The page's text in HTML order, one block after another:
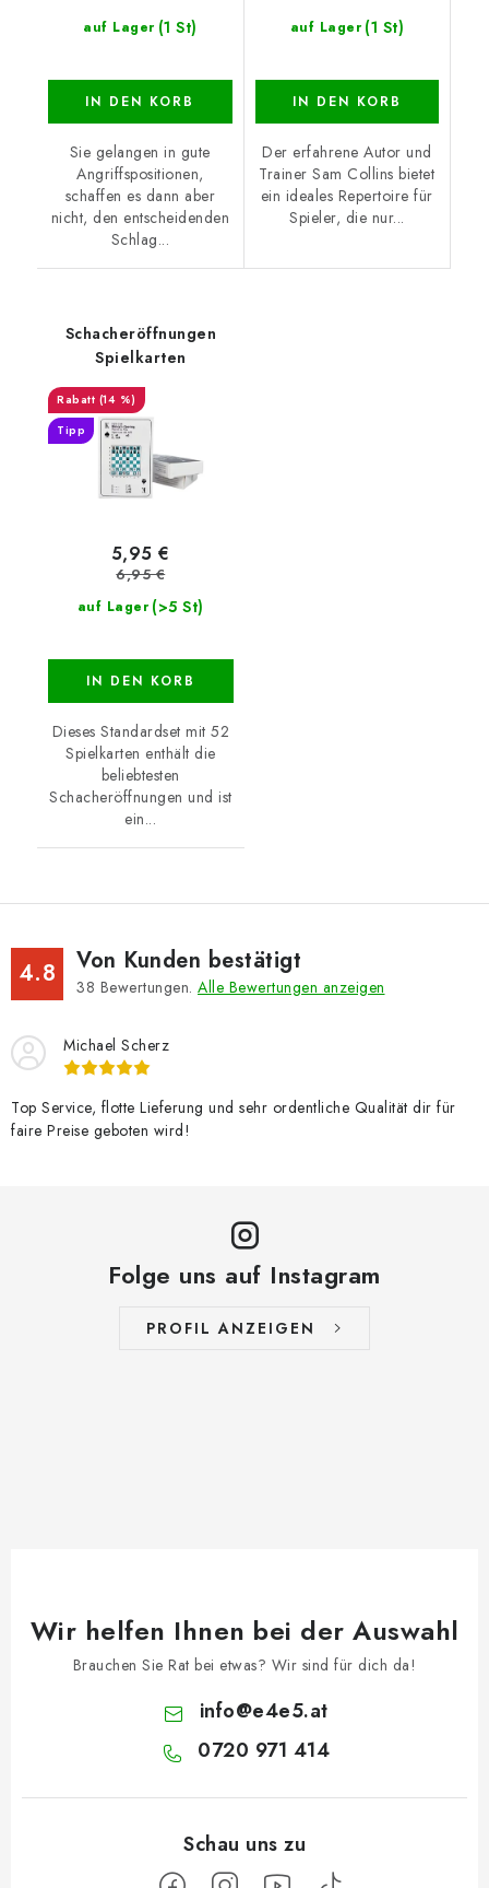
auf Lager (1 St)
IN DEN KORB
Sie gelangen in gute
Angriffspositionen,
schaffen es dann aber
nicht, den entscheidenden
Schlag...
auf Lager (1 St)
IN DEN KORB
Der erfahrene Autor und
Trainer Sam Collins bietet
ein ideales Repertoire für
Spieler, die nur...
Schacheröffnungen
Spielkarten
(14 %)
Tipp
auf Lager (>5 St)
5,95 €
6,95 €
IN DEN KORB
Dieses Standardset mit 52
Spielkarten enthält die
beliebtesten
Schacheröffnungen und ist
ein...
4.8 Von Kunden bestätigt
38 Bewertungen. Alle Bewertungen anzeigen
Michael Scherz
Top Service, flotte Lieferung und sehr ordentliche Qualität dir für
faire Preise geboten wird!
Folge uns auf Instagram
PROFIL ANZEIGEN
Wir helfen Ihnen bei der Auswahl
Brauchen Sie Rat bei etwas? Wir sind für dich da!
info@e4e5.at
0720 971 414